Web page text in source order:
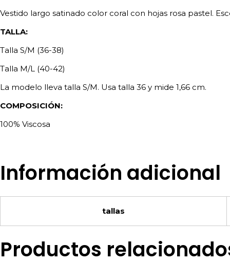
Vestido largo satinado color coral con hojas rosa pastel.
TALLA:
Talla S/M (36-38)
Talla M/L (40-42)
La modelo lleva talla S/M. Usa talla 36 y mide 1,66 cm.
COMPOSICIÓN:
100% Viscosa
Información adicional
tallas
Productos